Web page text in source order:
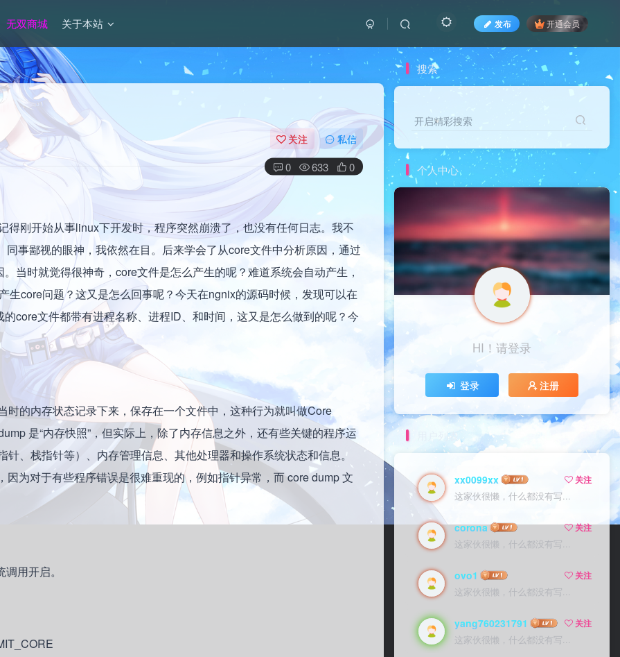
无双商城 关于本站 发布 开通会员
关注 私信
0 633 0
刚开始从事linux下开发时，程序突然崩溃了，也没有任何日志。我不
事鄙视的眼神，我依然在目。后来学会了从core文件中分析原因，通过
当时就觉得很神奇，core文件是怎么产生的呢？难道系统会自动产生，
core问题？这又是怎么回事呢？今天在ngnix的源码时候，发现可以在
core文件都带有进程名称、进程ID、和时间，这又是怎么做到的呢？今
的内存状态记录下来，保存在一个文件中，这种行为就叫做Core
是“内存快照”，但实际上，除了内存信息之外，还有些关键的程序运
、栈指针等）、内存管理信息、其他处理器和操作系统状态和信息。
为对于有些程序错误是很难重现的，例如指针异常，而 core dump 文
用开启。
搜索
开启精彩搜索
个人中心
HI！请登录
登录 注册
用户列表
xx0099xx
关注
这家伙很懒，什么都没有写...
corona
关注
这家伙很懒，什么都没有写...
ovo1
关注
这家伙很懒，什么都没有写...
yang760231791
关注
这家伙很懒，什么都没有写...